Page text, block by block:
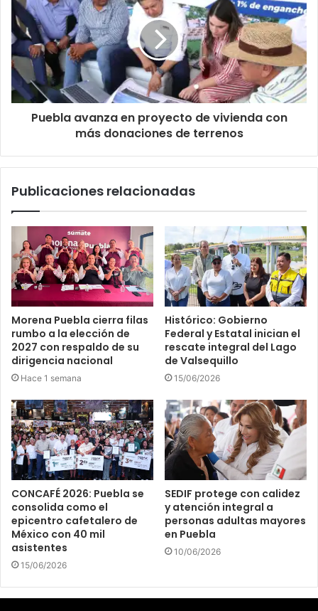
Puebla avanza en proyecto de vivienda con
más donaciones de terrenos
Publicaciones relacionadas
Morena Puebla cierra filas
rumbo a la elección de
2027 con respaldo de su
dirigencia nacional
Hace 1 semana
Histórico: Gobierno
Federal y Estatal inician el
rescate integral del Lago
de Valsequillo
15/06/2026
CONCAFÉ 2026: Puebla se
consolida como el
epicentro cafetalero de
México con 40 mil
asistentes
15/06/2026
SEDIF protege con calidez
y atención integral a
personas adultas mayores
en Puebla
10/06/2026